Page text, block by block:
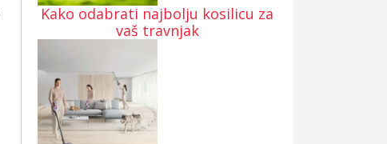
Kako odabrati najbolju kosilicu za
vaš travnjak